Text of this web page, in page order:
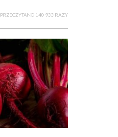
PRZECZYTANO 140 933 RAZY